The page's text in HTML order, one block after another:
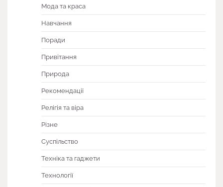
Мода та краса
Навчання
Поради
Привітання
Природа
Рекомендації
Релігія та віра
Різне
Суспільство
Техніка та гаджети
Технології